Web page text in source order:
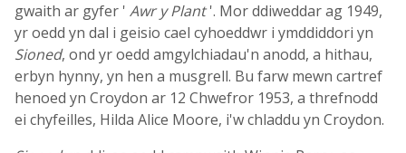
gwaith ar gyfer ' Awr y Plant'. Mor ddiweddar ag 1949,
yr oedd yn dal i geisio cael cyhoeddwr i ymddiddori yn
Sioned, ond yr oedd amgylchiadau'n anodd, a hithau,
erbyn hynny, yn hen a musgrell. Bu farw mewn cartref
henoed yn Croydon ar 12 Chwefror 1953, a threfnodd
ei chyfeilles, Hilda Alice Moore, i'w chladdu yn Croydon.